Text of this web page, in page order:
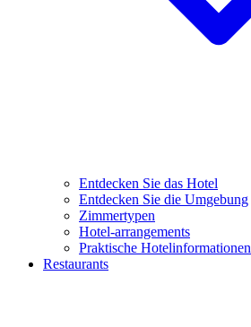
Entdecken Sie das Hotel
Entdecken Sie die Umgebung
Zimmertypen
Hotel-arrangements
Praktische Hotelinformationen
Restaurants